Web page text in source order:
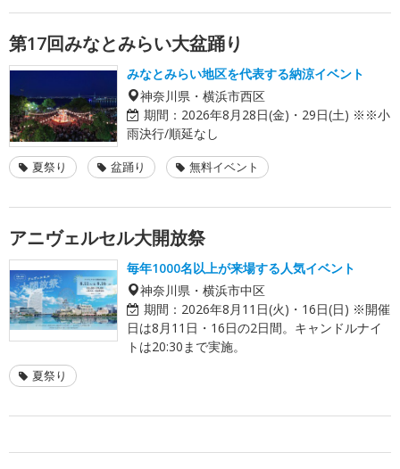
第17回みなとみらい大盆踊り
みなとみらい地区を代表する納涼イベント
神奈川県・横浜市西区
期間： 2026年8月28日(金)・29日(土) ※※小
雨決行/順延なし
夏祭り 盆踊り 無料イベント
アニヴェルセル大開放祭
毎年1000名以上が来場する人気イベント
神奈川県・横浜市中区
期間： 2026年8月11日(火)・16日(日) ※開催
日は8月11日・16日の2日間。キャンドルナイ
トは20:30まで実施。
夏祭り